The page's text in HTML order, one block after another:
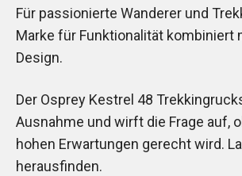
Für passionierte Wanderer und
Marke für Funktionalität kombiniert
Design.
Der Osprey Kestrel 48
Ausnahme und wirft die Frage auf,
hohen Erwartungen gerecht wird.
herausfinden.